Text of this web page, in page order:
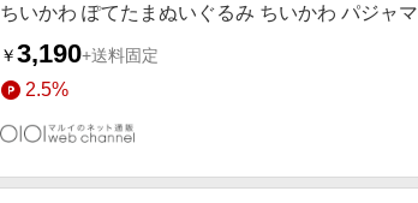
ちいかわ ぽてたまぬいぐるみ ちいかわ パジャマ
￥3,190+送料固定
2.5%